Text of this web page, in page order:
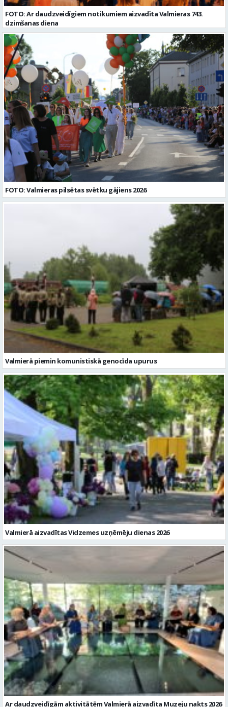
FOTO: Ar daudzveidīgiem notikumiem aizvadīta Valmieras 743.
dzimšanas diena
FOTO: Valmieras pilsētas svētku gājiens 2026
Valmierā piemin komunistiskā genocīda upurus
Valmierā aizvadītas Vidzemes uzņēmēju dienas 2026
Ar daudzveidīgām aktivitātēm Valmierā aizvadīta Muzeju nakts 2026